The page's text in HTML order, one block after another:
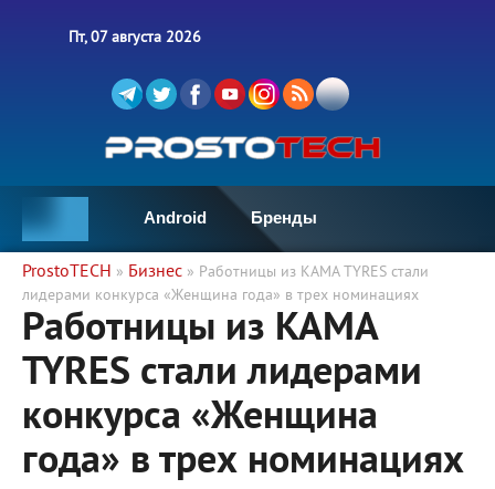
Пт, 07 августа 2026
Android Бренды
ProstoTECH » Бизнес » Работницы из KAMA TYRES стали
лидерами конкурса «Женщина года» в трех номинациях
Работницы из KAMA
TYRES стали лидерами
конкурса «Женщина
года» в трех номинациях